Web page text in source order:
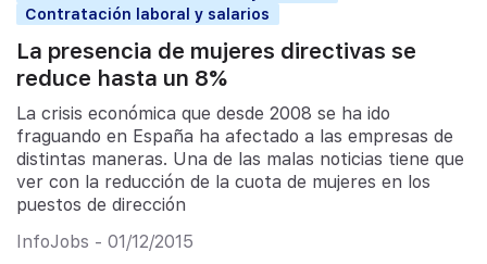
Contratación laboral y salarios
La presencia de mujeres directivas se
reduce hasta un 8%
La crisis económica que desde 2008 se ha ido
fraguando en España ha afectado a las empresas de
distintas maneras. Una de las malas noticias tiene que
ver con la reducción de la cuota de mujeres en los
puestos de dirección
InfoJobs - 01/12/2015